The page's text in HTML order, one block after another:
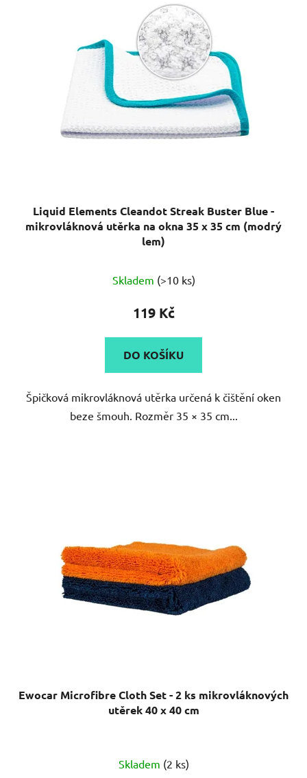
Liquid Elements Cleandot Streak Buster Blue -
mikrovláknová utěrka na okna 35 x 35 cm (modrý
lem)
hodnocení
produktu
5,0
z
hvězdiček.
Skladem (>10 ks)
119 Kč
DO KOŠÍKU
Špičková mikrovláknová utěrka určená k čištění oken
beze šmouh. Rozměr 35 × 35 cm...
Ewocar Microfibre Cloth Set - 2 ks mikrovláknových
utěrek 40 x 40 cm
hodnocení
Skladem (2 ks)